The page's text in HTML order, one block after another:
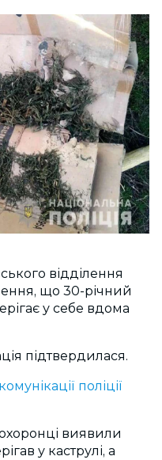
відділення
що 30-річний
у себе вдома
підтвердилася.
поліції
виявили
у каструлі, а